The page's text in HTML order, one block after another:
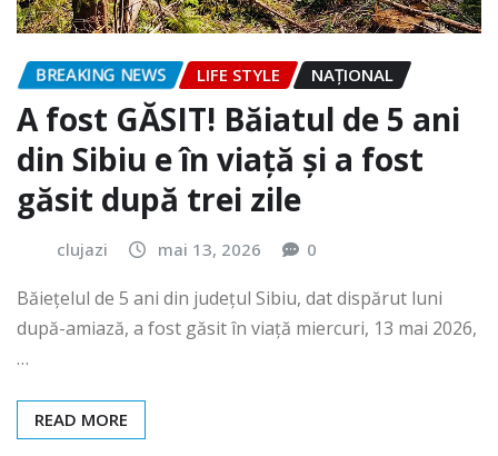
BREAKING NEWS LIFE STYLE NAŢIONAL
A fost GĂSIT! Băiatul de 5 ani
din Sibiu e în viață și a fost
găsit după trei zile
clujazi mai 13, 2026 0
Băiețelul de 5 ani din județul Sibiu, dat dispărut luni
după-amiază, a fost găsit în viață miercuri, 13 mai 2026,
…
READ MORE